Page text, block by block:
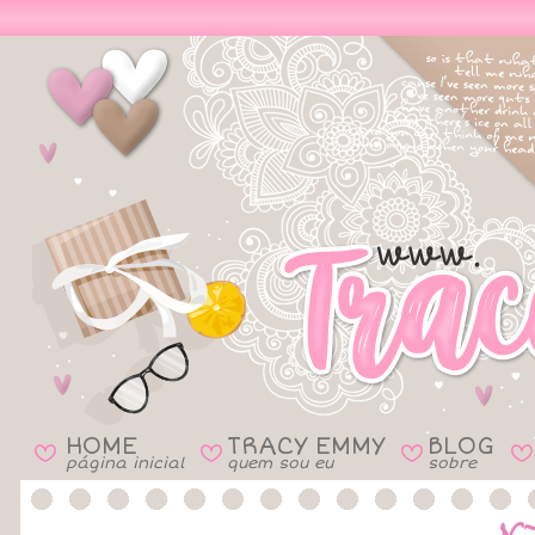
B HOME
página inicial B TRACY EMMY
quem sou eu B BLOG
sobre B